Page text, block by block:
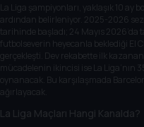
La Liga şampiyonları, yaklaşık 10 ay
ardından belirleniyor. 2025-2026
tarihinde başladı; 24 Mayıs
futbolseverin heyecanla beklediği El
gerçekleşti. Dev rekabette ilk
mücadelenin ikincisi ise La Liga’nın
oynanacak. Bu karşılaşmada
ağırlayacak.
La Liga Maçları Hangi Kanalda?